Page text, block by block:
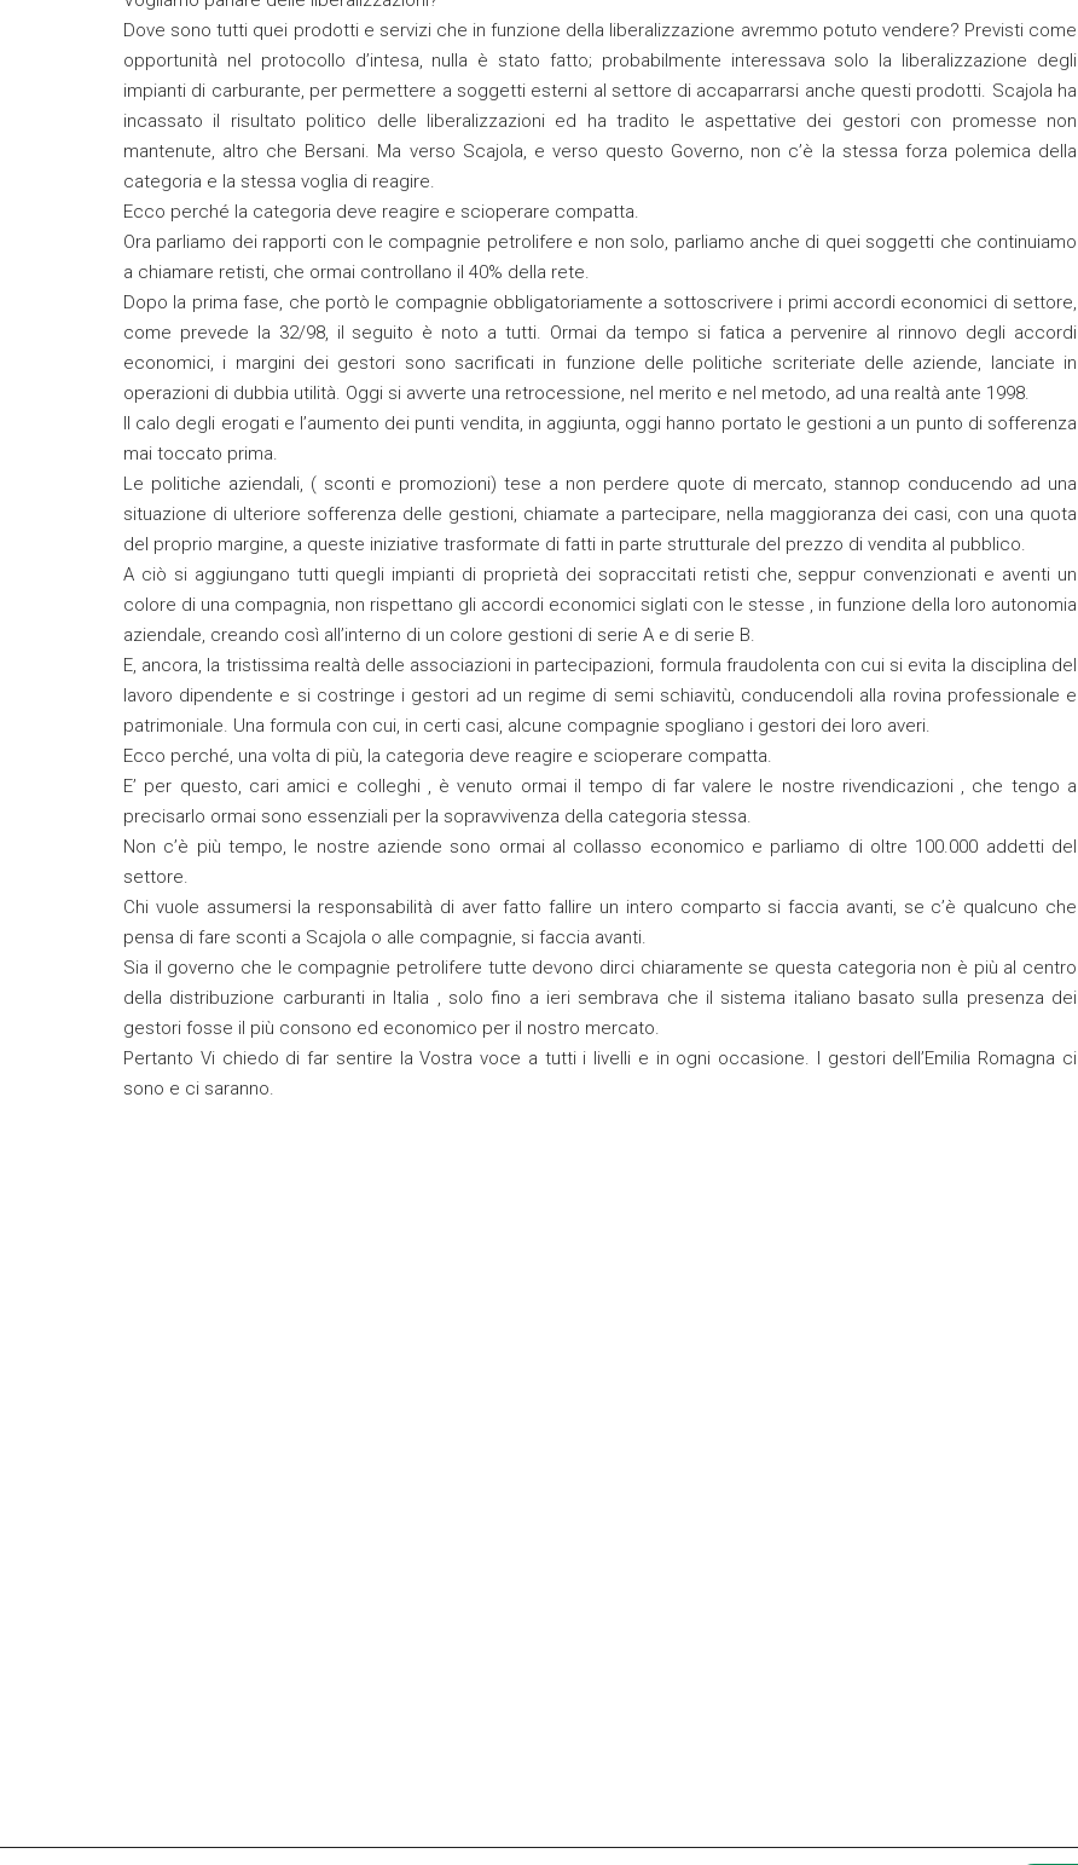
Dove sono tutti quei prodotti e servizi che in funzione della liberalizzazione avremmo potuto vendere? Previsti come
opportunità nel protocollo d’intesa, nulla è stato fatto; probabilmente interessava solo la liberalizzazione degli
impianti di carburante, per permettere a soggetti esterni al settore di accaparrarsi anche questi prodotti. Scajola ha
incassato il risultato politico delle liberalizzazioni ed ha tradito le aspettative dei gestori con promesse non
mantenute, altro che Bersani. Ma verso Scajola, e verso questo Governo, non c’è la stessa forza polemica della
categoria e la stessa voglia di reagire.
Ecco perché la categoria deve reagire e scioperare compatta.
Ora parliamo dei rapporti con le compagnie petrolifere e non solo, parliamo anche di quei soggetti che continuiamo
a chiamare retisti, che ormai controllano il 40% della rete.
Dopo la prima fase, che portò le compagnie obbligatoriamente a sottoscrivere i primi accordi economici di settore,
come prevede la 32/98, il seguito è noto a tutti. Ormai da tempo si fatica a pervenire al rinnovo degli accordi
economici, i margini dei gestori sono sacrificati in funzione delle politiche scriteriate delle aziende, lanciate in
operazioni di dubbia utilità. Oggi si avverte una retrocessione, nel merito e nel metodo, ad una realtà ante 1998.
Il calo degli erogati e l’aumento dei punti vendita, in aggiunta, oggi hanno portato le gestioni a un punto di sofferenza
mai toccato prima.
Le politiche aziendali, ( sconti e promozioni) tese a non perdere quote di mercato, stannop conducendo ad una
situazione di ulteriore sofferenza delle gestioni, chiamate a partecipare, nella maggioranza dei casi, con una quota
del proprio margine, a queste iniziative trasformate di fatti in parte strutturale del prezzo di vendita al pubblico.
A ciò si aggiungano tutti quegli impianti di proprietà dei sopraccitati retisti che, seppur convenzionati e aventi un
colore di una compagnia, non rispettano gli accordi economici siglati con le stesse , in funzione della loro autonomia
aziendale, creando così all’interno di un colore gestioni di serie A e di serie B.
E, ancora, la tristissima realtà delle associazioni in partecipazioni, formula fraudolenta con cui si evita la disciplina del
lavoro dipendente e si costringe i gestori ad un regime di semi schiavitù, conducendoli alla rovina professionale e
patrimoniale. Una formula con cui, in certi casi, alcune compagnie spogliano i gestori dei loro averi.
Ecco perché, una volta di più, la categoria deve reagire e scioperare compatta.
E’ per questo, cari amici e colleghi , è venuto ormai il tempo di far valere le nostre rivendicazioni , che tengo a
precisarlo ormai sono essenziali per la sopravvivenza della categoria stessa.
Non c’è più tempo, le nostre aziende sono ormai al collasso economico e parliamo di oltre 100.000 addetti del
settore.
Chi vuole assumersi la responsabilità di aver fatto fallire un intero comparto si faccia avanti, se c’è qualcuno che
pensa di fare sconti a Scajola o alle compagnie, si faccia avanti.
Sia il governo che le compagnie petrolifere tutte devono dirci chiaramente se questa categoria non è più al centro
della distribuzione carburanti in Italia , solo fino a ieri sembrava che il sistema italiano basato sulla presenza dei
gestori fosse il più consono ed economico per il nostro mercato.
Pertanto Vi chiedo di far sentire la Vostra voce a tutti i livelli e in ogni occasione. I gestori dell’Emilia Romagna ci
sono e ci saranno.